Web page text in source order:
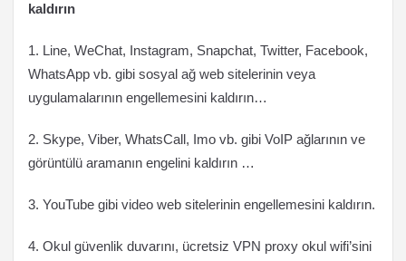
kaldırın
1. Line, WeChat, Instagram, Snapchat, Twitter, Facebook,
WhatsApp vb. gibi sosyal ağ web sitelerinin veya
uygulamalarının engellemesini kaldırın…
2. Skype, Viber, WhatsCall, Imo vb. gibi VoIP ağlarının ve
görüntülü aramanın engelini kaldırın …
3. YouTube gibi video web sitelerinin engellemesini kaldırın.
4. Okul güvenlik duvarını, ücretsiz VPN proxy okul wifi’sini